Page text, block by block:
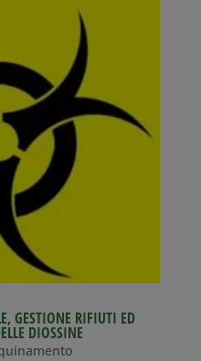
GESTIONE RIFIUTI ED
DIOSSINE